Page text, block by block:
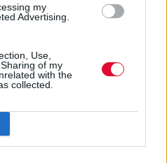
my
Advertising.
Use,
of my
with the
collected.
και πάλι σε τουρνέ
περί της διαμάχης του